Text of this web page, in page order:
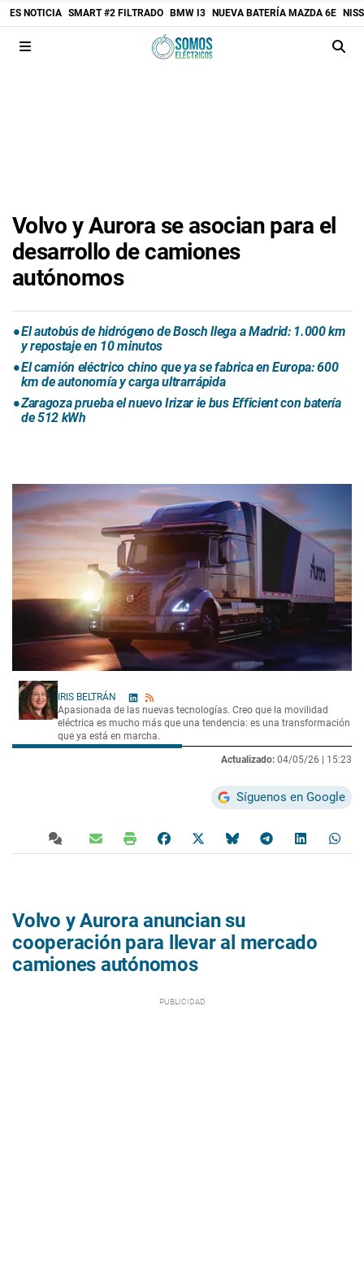
ES NOTICIA SMART #2 FILTRADO BMW I3 NUEVA BATERÍA MAZDA 6E
Volvo y Aurora se asocian para el
desarrollo de camiones
autónomos
El autobús de hidrógeno de Bosch llega a Madrid: 1.000 km
y repostaje en 10 minutos
El camión eléctrico chino que ya se fabrica en Europa: 600
km de autonomía y carga ultrarrápida
Zaragoza prueba el nuevo Irizar ie bus Efficient con batería
de 512 kWh
IRIS BELTRÁN
Apasionada de las nuevas tecnologías. Creo que la movilidad
eléctrica es mucho más que una tendencia: es una transformación
que ya está en marcha.
Actualizado: 04/05/26 | 15:23
Síguenos en Google
Volvo y Aurora anuncian su
cooperación para llevar al mercado
camiones autónomos